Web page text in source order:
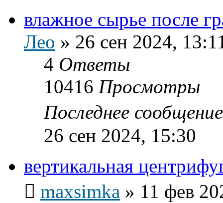
влажное сырье после
Лео » 26 сен 2024,
4 Ответы
10416 Просмотры
Последнее
26 сен 2024, 15:30
вертикальная
maxsimka » 11 фев